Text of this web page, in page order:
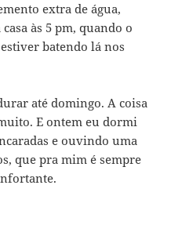
extra de água,
às 5 pm, quando o
batendo lá nos
até domingo. A coisa
E ontem eu dormi
e ouvindo uma
que pra mim é sempre